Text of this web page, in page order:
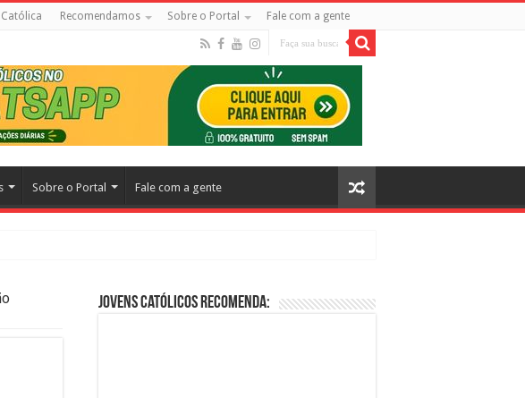
Recomendamos Sobre o Portal Fale com a gente
Sobre o Portal Fale com a gente
Vai Tocar os Católicos no Cinema
Jovens Católicos Recomenda: